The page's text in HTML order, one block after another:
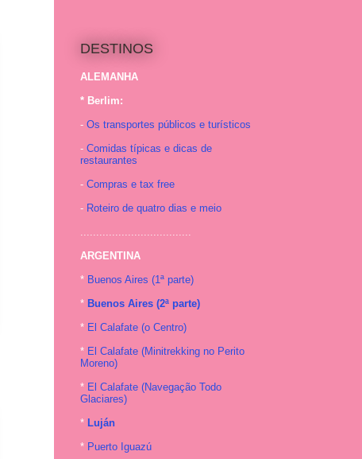
DESTINOS
ALEMANHA
* Berlim:
- Os transportes públicos e turísticos
- Comidas típicas e dicas de
restaurantes
- Compras e tax free
- Roteiro de quatro dias e meio
...................................
ARGENTINA
* Buenos Aires (1ª parte)
* Buenos Aires (2ª parte)
* El Calafate (o Centro)
* El Calafate (Minitrekking no Perito
Moreno)
* El Calafate (Navegação Todo
Glaciares)
* Luján
* Puerto Iguazú